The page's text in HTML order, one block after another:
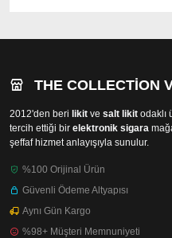
THE COLLECTION
2012'den beri likit ve salt likit odaklı
tercih ettiği bir elektronik sigara
şeffaf hizmet anlayışıyla sunulur.
%100 Orijinal Ürün
Güvenli Ödeme Altyapısı
Aynı Gün Kargo
%98+ Müşteri Memnuniyeti